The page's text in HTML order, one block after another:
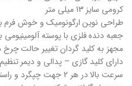
کرومی سایز 13 میلی متر
طراحی نوین ارگونومیک و خوش
جعبه دنده فلزی با پوسته
مجهز به کلید گردان تغییر حالت چرخ
دارای کلید گازی – پدالی و دیمر
سرعت بالا در هر 2 جهت چپگرد و راستگرد و کوبش قوی چکش